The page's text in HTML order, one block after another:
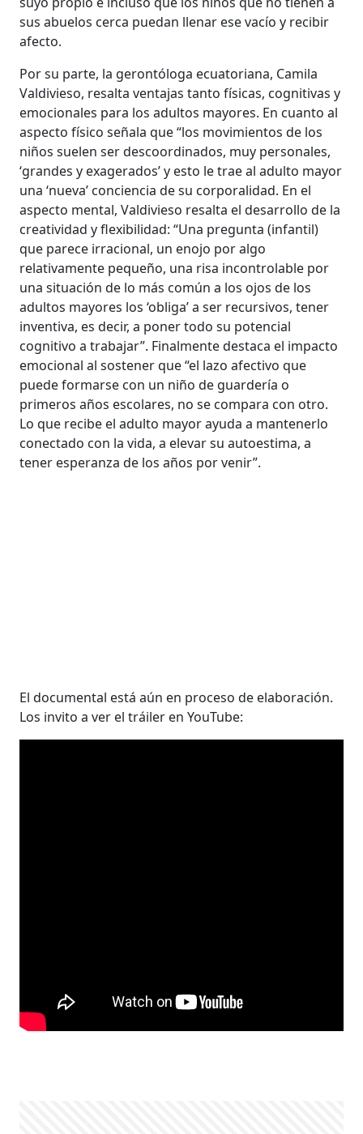
sus abuelos cerca puedan llenar ese vacío y recibir
afecto.
Por su parte, la gerontóloga ecuatoriana, Camila
Valdivieso, resalta ventajas tanto físicas, cognitivas y
emocionales para los adultos mayores. En cuanto al
aspecto físico señala que “los movimientos de los
niños suelen ser descoordinados, muy personales,
‘grandes y exagerados’ y esto le trae al adulto mayor
una ‘nueva’ conciencia de su corporalidad. En el
aspecto mental, Valdivieso resalta el desarrollo de la
creatividad y flexibilidad: “Una pregunta (infantil)
que parece irracional, un enojo por algo
relativamente pequeño, una risa incontrolable por
una situación de lo más común a los ojos de los
adultos mayores los ‘obliga’ a ser recursivos, tener
inventiva, es decir, a poner todo su potencial
cognitivo a trabajar”. Finalmente destaca el impacto
emocional al sostener que “el lazo afectivo que
puede formarse con un niño de guardería o
primeros años escolares, no se compara con otro.
Lo que recibe el adulto mayor ayuda a mantenerlo
conectado con la vida, a elevar su autoestima, a
tener esperanza de los años por venir”.
El documental está aún en proceso de elaboración.
Los invito a ver el tráiler en YouTube: